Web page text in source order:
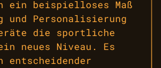
ein beispielloses Maß
und Personalisierung
die sportliche
neues Niveau. Es